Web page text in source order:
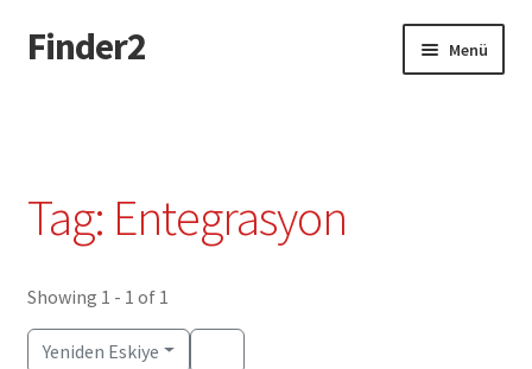
Dolaşıma
geç
İçeriğe
geç
Finder2 Menü
Tag: Entegrasyon
Showing 1 - 1 of 1
Yeniden Eskiye